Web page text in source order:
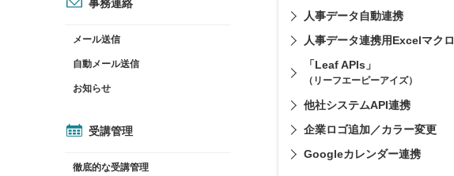
人事データ自動連携
人事データ連携用Excelマクロ
「Leaf APIs」
（リーフエーピーアイズ）
他社システムAPI連携
企業ロゴ追加／カラー変更
Googleカレンダー連携
事務連絡
メール送信
自動メール送信
お知らせ
受講管理
徹底的な受講管理